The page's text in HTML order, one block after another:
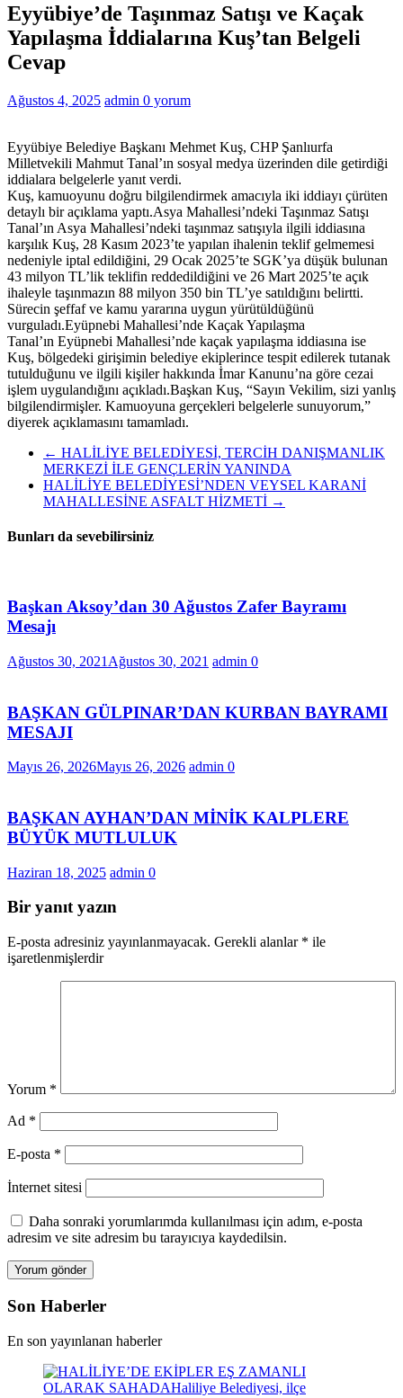
Eyyübiye’de Taşınmaz Satışı ve Kaçak
Yapılaşma İddialarına Kuş’tan Belgeli
Cevap
Ağustos 4, 2025 admin 0 yorum
Eyyübiye Belediye Başkanı Mehmet Kuş, CHP Şanlıurfa
Milletvekili Mahmut Tanal’ın sosyal medya üzerinden dile getirdiği
iddialara belgelerle yanıt verdi.
Kuş, kamuoyunu doğru bilgilendirmek amacıyla iki iddiayı çürüten
detaylı bir açıklama yaptı.Asya Mahallesi’ndeki Taşınmaz Satışı
Tanal’ın Asya Mahallesi’ndeki taşınmaz satışıyla ilgili iddiasına
karşılık Kuş, 28 Kasım 2023’te yapılan ihalenin teklif gelmemesi
nedeniyle iptal edildiğini, 29 Ocak 2025’te SGK’ya düşük bulunan
43 milyon TL’lik teklifin reddedildiğini ve 26 Mart 2025’te açık
ihaleyle taşınmazın 88 milyon 350 bin TL’ye satıldığını belirtti.
Sürecin şeffaf ve kamu yararına uygun yürütüldüğünü
vurguladı.Eyüpnebi Mahallesi’nde Kaçak Yapılaşma
Tanal’ın Eyüpnebi Mahallesi’nde kaçak yapılaşma iddiasına ise
Kuş, bölgedeki girişimin belediye ekiplerince tespit edilerek tutanak
tutulduğunu ve ilgili kişiler hakkında İmar Kanunu’na göre cezai
işlem uygulandığını açıkladı.Başkan Kuş, “Sayın Vekilim, sizi yanlış
bilgilendirmişler. Kamuoyuna gerçekleri belgelerle sunuyorum,”
diyerek açıklamasını tamamladı.
← HALİLİYE BELEDİYESİ, TERCİH DANIŞMANLIK
MERKEZİ İLE GENÇLERİN YANINDA
HALİLİYE BELEDİYESİ’NDEN VEYSEL KARANİ
MAHALLESİNE ASFALT HİZMETİ →
Bunları da sevebilirsiniz
Başkan Aksoy’dan 30 Ağustos Zafer Bayramı
Mesajı
Ağustos 30, 2021 Ağustos 30, 2021 admin 0
BAŞKAN GÜLPINAR’DAN KURBAN BAYRAMI
MESAJI
Mayıs 26, 2026Mayıs 26, 2026 admin 0
BAŞKAN AYHAN’DAN MİNİK KALPLERE
BÜYÜK MUTLULUK
Haziran 18, 2025 admin 0
Bir yanıt yazın
E-posta adresiniz yayınlanmayacak. Gerekli alanlar * ile
işaretlenmişlerdir
Yorum *
Ad *
E-posta *
İnternet sitesi
Daha sonraki yorumlarımda kullanılması için adım, e-posta
adresim ve site adresim bu tarayıcıya kaydedilsin.
Son Haberler
En son yayınlanan haberler